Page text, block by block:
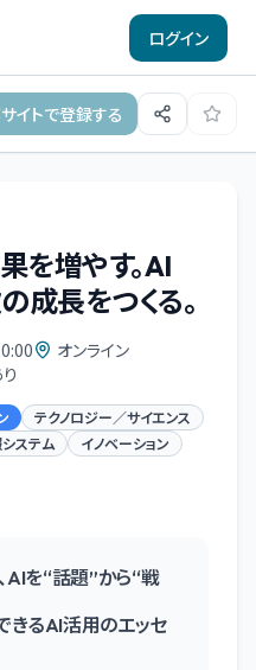
ログイン
イトで登録する
を増やす。AI
成長をつくる。
オンライン
テクノロジー／サイエンス
ステム イノベーション
AIを“話題”から“戦
きるAI活用のエッセ